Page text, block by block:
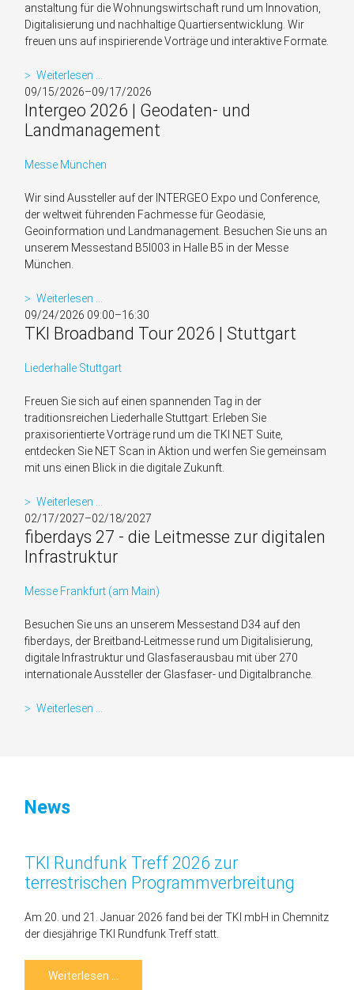
anstaltung für die Wohnungs­wirtschaft rund um Inno­vation,
Digitali­sierung und nach­haltige Quartiers­entwicklung. Wir
freuen uns auf inspirierende Vorträge und interaktive Formate.
Weiterlesen …
Summit
|
Netzwerkveranstaltung
09/15/2026–09/17/2026
Intergeo 2026 | Geodaten- und
Landmanagement
Messe München
Wir sind Aussteller auf der INTERGEO Expo und Conference,
der weltweit führenden Fachmesse für Geodäsie,
Geoinformation und Landmanagement. Besuchen Sie uns an
unserem Messestand B5I003 in Halle B5 in der Messe
München.
Weiterlesen …
2026
|
und
09/24/2026 09:00–16:30
TKI Broadband Tour 2026 | Stuttgart
Liederhalle Stuttgart
Freuen Sie sich auf einen spannenden Tag in der
traditionsreichen Liederhalle Stuttgart: Erleben Sie
praxisorientierte Vorträge rund um die TKI NET Suite,
entdecken Sie NET Scan in Aktion und werfen Sie gemeinsam
mit uns einen Blick in die digitale Zukunft.
Weiterlesen …
Broadband
Tour
2026
Stuttgart
02/17/2027–02/18/2027
fiberdays 27 - die Leitmesse zur digitalen
Infrastruktur
Messe Frankfurt (am Main)
Besuchen Sie uns an unserem Messestand D34 auf den
fiberdays, der Breitband-Leitmesse rund um Digitalisierung,
digitale Infrastruktur und Glasfaserausbau mit über 270
internationale Aussteller der Glasfaser- und Digitalbranche.
Weiterlesen …
News
TKI Rundfunk Treff 2026 zur
terrestrischen Programmverbreitung
Am 20. und 21. Januar 2026 fand bei der TKI mbH in Chemnitz
der diesjährige TKI Rundfunk Treff statt.
Weiterlesen …